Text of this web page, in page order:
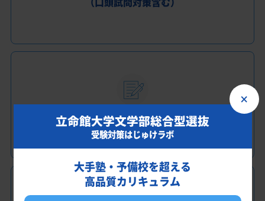
小論文対策
×
立命館大学文学部総合型選抜
受験対策はじゅけラボ
大手塾・予備校を超える
高品質カリキュラム